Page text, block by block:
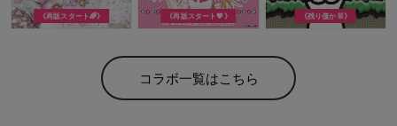
《再販スタート🌈》 《再販スタート💖》 《残り僅か🐰》
コラボ一覧はこちら